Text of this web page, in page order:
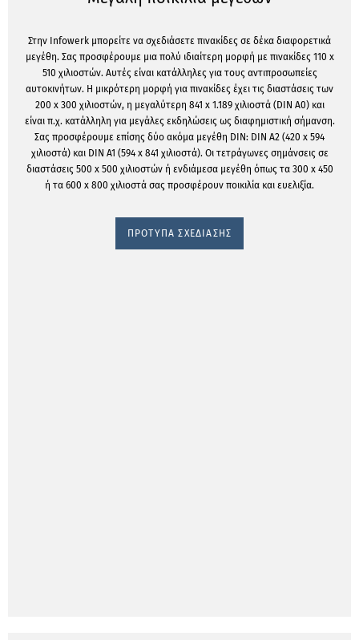
Στην Infowerk μπορείτε να σχεδιάσετε πινακίδες σε δέκα διαφορετικά
μεγέθη. Σας προσφέρουμε μια πολύ ιδιαίτερη μορφή με πινακίδες 110 x
510 χιλιοστών. Αυτές είναι κατάλληλες για τους αντιπροσωπείες
αυτοκινήτων. Η μικρότερη μορφή για πινακίδες έχει τις διαστάσεις των
200 x 300 χιλιοστών, η μεγαλύτερη 841 x 1.189 χιλιοστά (DIN A0) και
είναι π.χ. κατάλληλη για μεγάλες εκδηλώσεις ως διαφημιστική σήμανση.
Σας προσφέρουμε επίσης δύο ακόμα μεγέθη DIN: DIN A2 (420 x 594
χιλιοστά) και DIN A1 (594 x 841 χιλιοστά). Οι τετράγωνες σημάνσεις σε
διαστάσεις 500 x 500 χιλιοστών ή ενδιάμεσα μεγέθη όπως τα 300 x 450
ή τα 600 x 800 χιλιοστά σας προσφέρουν ποικιλία και ευελιξία.
ΠΡΟΤΥΠΑ ΣΧΕΔΙΑΣΗΣ